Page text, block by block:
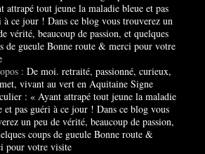
: De moi. retraité, passionné, curieux,
vivant au vert en Aquitaine Signe
: « Ayant attrapé tout jeune la maladie
et pas guéri à ce jour ! Dans ce blog vous
un peu de vérité, beaucoup de passion,
coups de gueule Bonne route &
pour votre visite